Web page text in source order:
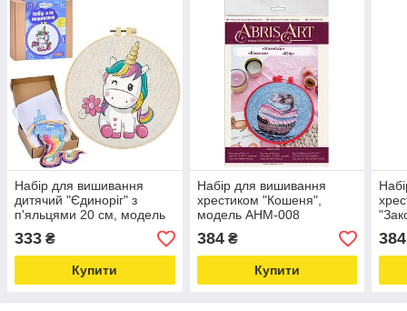
Набір для вишивання
дитячий "Єдиноріг" з
п'яльцями 20 см, модель
DYEK1021 Love&Life -
online-multimarket-
333 ₴
Купити
Набір для вишивання
хрестиком "Кошеня",
модель AHM-008
Love&Life -online-
multimarket-
384₴
Купити
384